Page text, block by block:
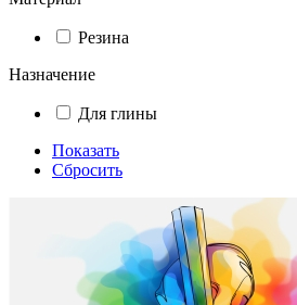
Резина
Назначение
Для глины
Показать
Сбросить